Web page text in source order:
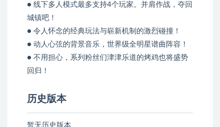
● 线下多人模式最多支持4个玩家。并肩作战，夺回
城镇吧！
● 令人怀念的经典玩法与崭新机制的激烈碰撞！
● 动人心弦的背景音乐，世界级全明星谱曲阵容！
● 不用担心，系列粉丝们津津乐道的烤鸡也将盛势
回归！
历史版本
暂无历史版本